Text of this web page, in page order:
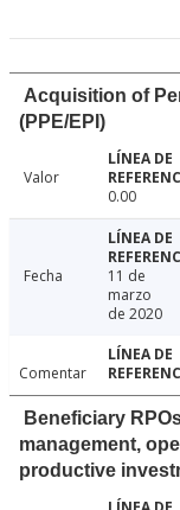
Acquisition of
(PPE/EPI)
Valor
0.00
Fecha
11 de
marzo
de 2020
Comentar
Beneficiary
management,
productive